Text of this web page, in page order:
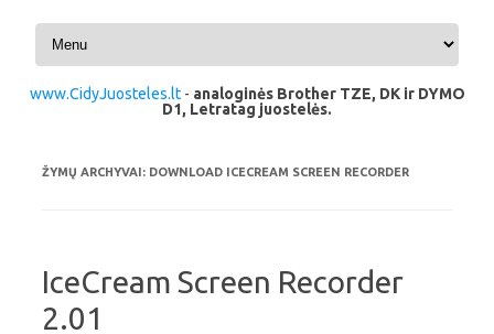
Pereiti prie turinio
www.CidyJuosteles.lt- analoginės Brother TZE, DK ir DYMO
D1, Letratag juostelės.
ŽYMŲ ARCHYVAI: DOWNLOAD ICECREAM SCREEN RECORDER
IceCream Screen Recorder
2.01